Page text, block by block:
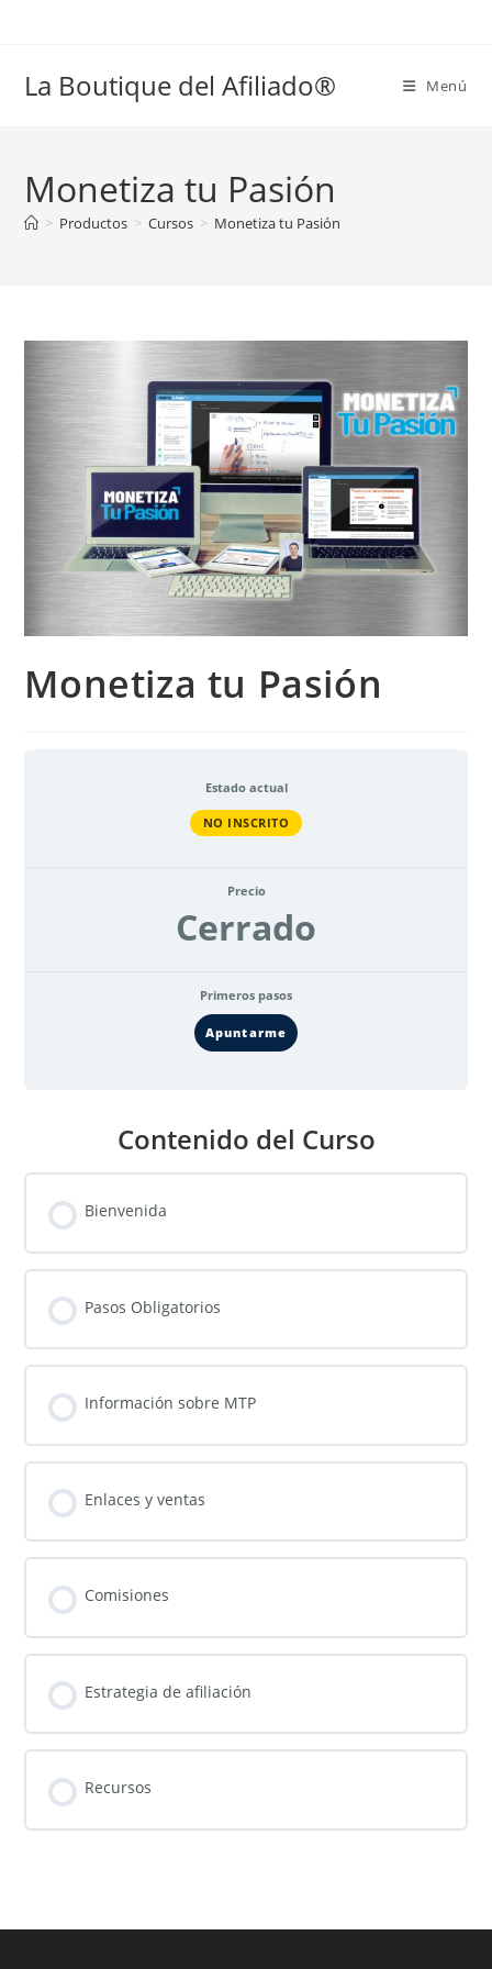
La Boutique del Afiliado® Menú
Monetiza tu Pasión
> Productos > Cursos > Monetiza tu Pasión
Monetiza tu Pasión
Estado actual
NO INSCRITO
Precio
Cerrado
Primeros pasos
Apuntarme
Contenido del Curso
Bienvenida
Pasos Obligatorios
Información sobre MTP
Enlaces y ventas
Comisiones
Estrategia de afiliación
Recursos